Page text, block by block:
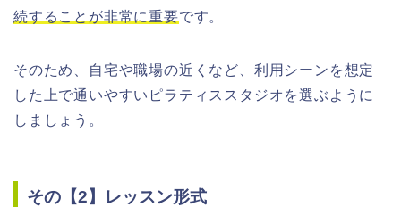
続することが非常に重要です。
そのため、自宅や職場の近くなど、利用シーンを想定
した上で通いやすいピラティススタジオを選ぶように
しましょう。
その【2】レッスン形式